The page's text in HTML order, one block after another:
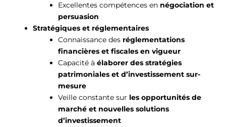
Excellentes compétences en négociation et
persuasion
Stratégiques et réglementaires
Connaissance des réglementations
financières et fiscales en vigueur
Capacité à élaborer des stratégies
patrimoniales et d’investissement sur-
mesure
Veille constante sur les opportunités de
marché et nouvelles solutions
d’investissement